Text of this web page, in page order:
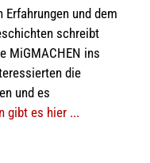
und dem
schreibt
MiGMACHEN ins
die
und es
gibt es hier ...